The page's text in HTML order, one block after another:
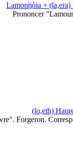
Lamontjòia + (la,era)
Prononcer
(lo,eth)
Forgeron.